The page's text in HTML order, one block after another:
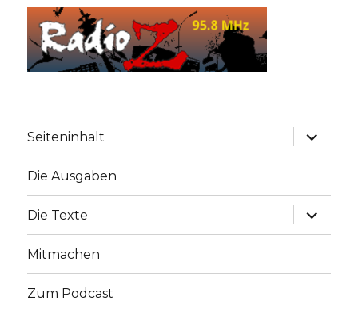
Seiteninhalt
Die Ausgaben
Die Texte
Mitmachen
Zum Podcast